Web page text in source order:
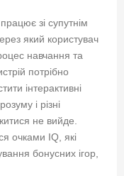
зі супутнім
який користувач
навчання та
потрібно
інтерактивні
і різні
не вийде.
очками IQ, які
бонусних ігор,